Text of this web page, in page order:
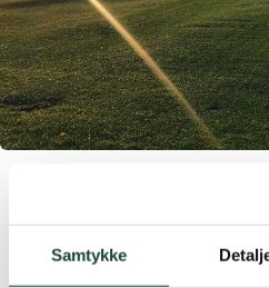
Samtykke
Our Christmas lunch menu
We look forward to seeing